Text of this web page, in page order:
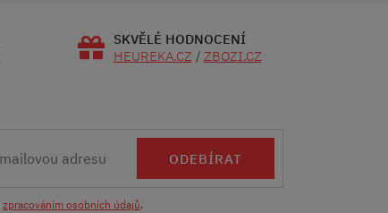
SKVĚLÉ HODNOCENÍ
HEUREKA.CZ / ZBOZI.CZ
ODEBÍRAT
zpracováním osobních údajů.